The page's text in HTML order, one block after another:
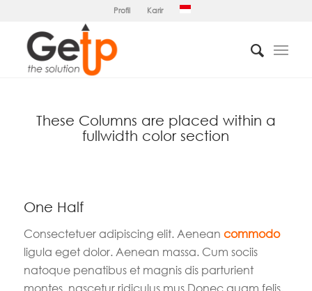
Profil Karir
These Columns are placed within a
fullwidth color section
One Half
Consectetuer adipiscing elit. Aenean commodo
ligula eget dolor. Aenean massa. Cum sociis
natoque penatibus et magnis dis parturient
montes, nascetur ridiculus mus.Donec quam felis,